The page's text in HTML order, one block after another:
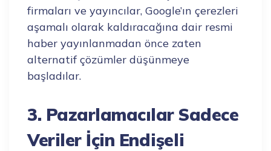
firmaları ve yayıncılar, Google’ın çerezleri
aşamalı olarak kaldıracağına dair resmi
haber yayınlanmadan önce zaten
alternatif çözümler düşünmeye
başladılar.
3. Pazarlamacılar Sadece
Veriler İçin Endişeli